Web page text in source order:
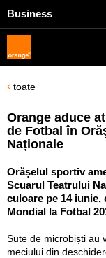
Business
toate
Orange aduce
de Fotbal în
Naționale
Orășelul sportiv
Scuarul Teatrului
culoare pe 14
Mondial la Fotbal
Sute de microbiști au
meciului din